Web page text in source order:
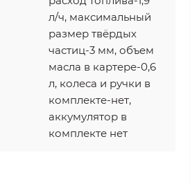
л/ч, максимальный
размер твёрдых
частиц-3 мм, объем
масла в картере-0,6
л, колеса и ручки в
комплекте-нет,
аккумулятор в
комплекте нет